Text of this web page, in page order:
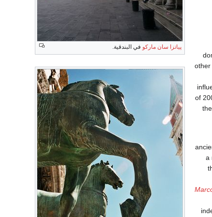
پياتزا سان ماركو في البندقية.
other
of
a